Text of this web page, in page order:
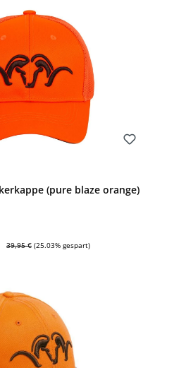
(pure blaze orange)
Regulärer Preis:
39,95 € (25.03% gespart)